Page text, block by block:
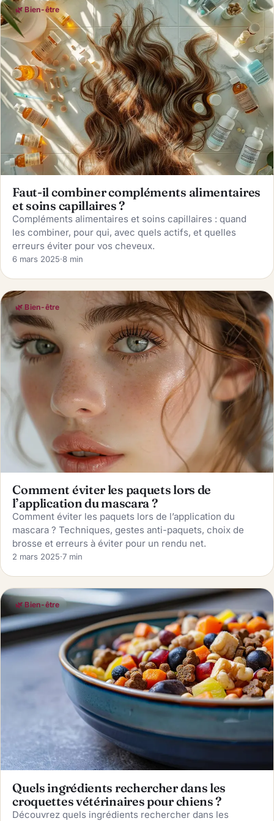
🌿 Bien-être
Faut-il combiner compléments alimentaires
et soins capillaires ?
Compléments alimentaires et soins capillaires : quand
les combiner, pour qui, avec quels actifs, et quelles
erreurs éviter pour vos cheveux.
6 mars 2025·8 min
🌿 Bien-être
Comment éviter les paquets lors de
l’application du mascara ?
Comment éviter les paquets lors de l’application du
mascara ? Techniques, gestes anti-paquets, choix de
brosse et erreurs à éviter pour un rendu net.
2 mars 2025·7 min
🌿 Bien-être
Quels ingrédients rechercher dans les
croquettes vétérinaires pour chiens ?
Découvrez quels ingrédients rechercher dans les